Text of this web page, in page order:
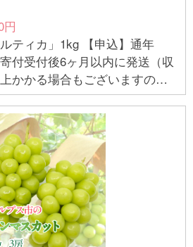
円
ティカ」1kg 【申込】通年
付受付後6ヶ月以内に発送（収
かかる場合もございますの
了承下さい） 【提供事業者】
プス丸吉菜園） 【注意事
収穫のため、輸送中にトマト
ございます。これを防止する
、ご理解いただきますようお
梱包の際に規格量より余分にお
※画像はイメージです。 ※生育
る場合がございます。ご了承
培から梱包発送までを行ってい